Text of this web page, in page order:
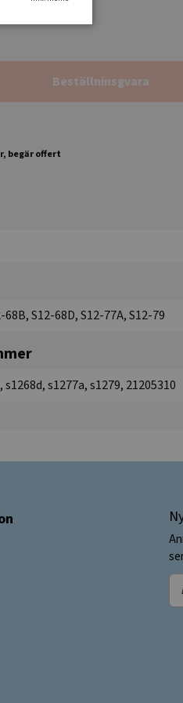
Beställninsgvara
begär offert
S12-68D, S12-77A, S12-79
s1277a, s1279, 21205310
e-